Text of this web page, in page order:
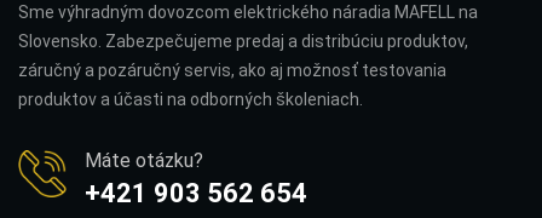
Sme výhradným dovozcom elektrického náradia MAFELL na
Slovensko. Zabezpečujeme predaj a distribúciu produktov,
záručný a pozáručný servis, ako aj možnosť testovania
produktov a účasti na odborných školeniach.
Máte otázku?
+421 903 562 654